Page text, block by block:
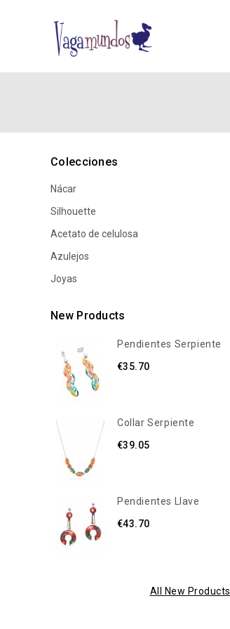
Colecciones
Nácar
Silhouette
Acetato de celulosa
Azulejos
Joyas
New Products
Pendientes Serpiente
€35.70
Collar Serpiente
€39.05
Pendientes Llave
€43.70
All New Products